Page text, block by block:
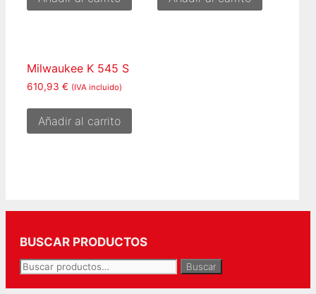
Milwaukee K 545 S
610,93 € (IVA incluido)
Añadir al carrito
BUSCAR PRODUCTOS
Buscar
por:
Buscar